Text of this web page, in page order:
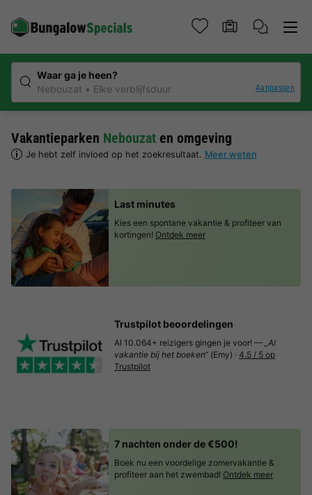
Waar ga je heen?
Nebouzat
Elke verblijfsduur Aanpassen
Vakantieparken Nebouzat en omgeving
Je hebt zelf invloed op het zoekresultaat. Meer weten
Last minutes
Kies een spontane vakantie & profiteer van
kortingen! Ontdek meer
Trustpilot beoordelingen
Al 10.064+ reizigers gingen je voor! — „Al
vakantie bij het boeken“ (Emy) · 4.5 / 5 op
Trustpilot
7 nachten onder de €500!
Boek nu een voordelige zomervakantie &
profiteer aan het zwembad! Ontdek meer